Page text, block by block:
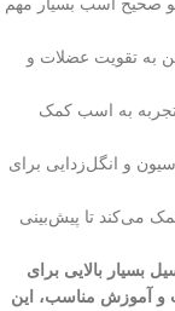
به تقویت عضلات و
به اسب کمک
و انگل‌زدایی برای
می‌کند تا پیش‌بینی
بسیار بالایی برای
و آموزش مناسب، این